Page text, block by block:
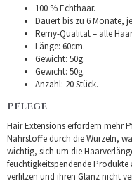
100 % Echthaar.
Dauert bis zu 6 Monate,
Remy-Qualität – alle
Länge: 60cm.
Gewicht: 50g.
Gewicht: 50g.
Anzahl: 20 Stück.
PFLEGE
Hair Extensions erfordern mehr
Nährstoffe durch die Wurzeln,
wichtig, sich um die
feuchtigkeitspendende
verfilzen und ihren Glanz nicht